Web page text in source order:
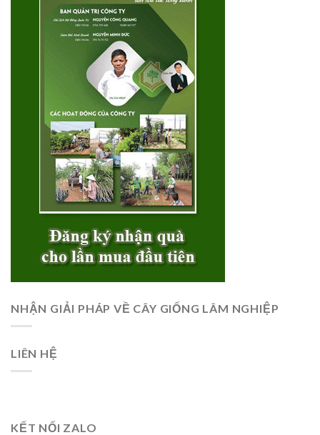
NHẬN GIẢI PHÁP VỀ CÂY GIỐNG LÂM NGHIỆP
LIÊN HỆ
KẾT NỐI ZALO